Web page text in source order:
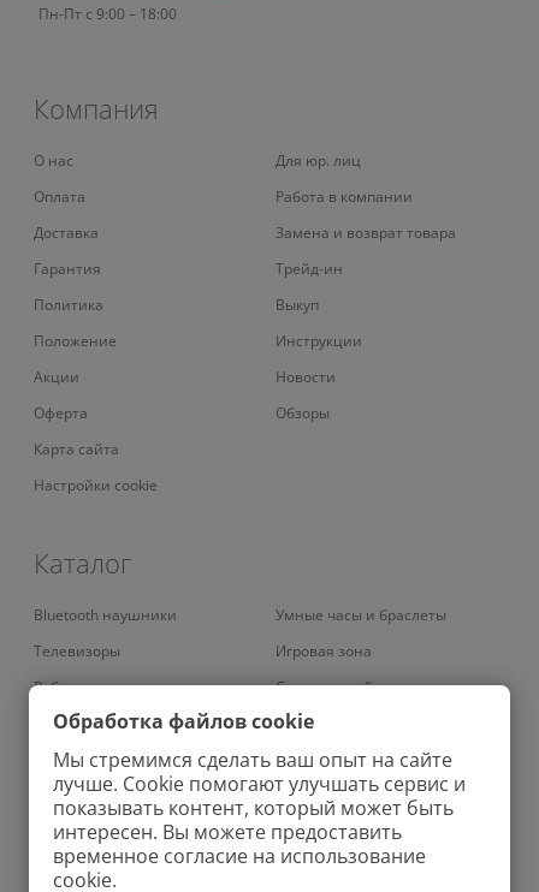
Пн-Пт с 9:00 – 18:00
Компания
О нас
Оплата
Доставка
Гарантия
Политика
Положение
Акции
Оферта
Карта сайта
Настройки cookie
Для юр. лиц
Работа в компании
Замена и возврат товара
Трейд-ин
Выкуп
Инструкции
Новости
Обзоры
Каталог
Bluetooth наушники
Телевизоры
Роботы-пылесосы
Умные кондиционеры
Вертикальные пылесосы
Колонки
Проекторы
Роботы-мойщики окон
Умные часы и браслеты
Игровая зона
Смарт-устройства
Умный дом
Аудио
Велосипеды
Зарядные устройства
Бритвы
Обработка файлов cookie
Мы стремимся сделать ваш опыт на сайте
лучше. Cookie помогают улучшать сервис и
показывать контент, который может быть
интересен. Вы можете предоставить
временное согласие на использование
cookie.